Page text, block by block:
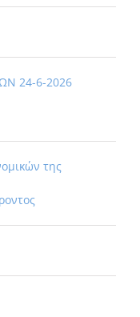
24-6-2026
της